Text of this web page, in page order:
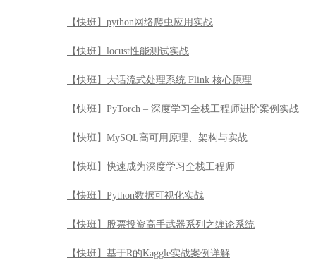
【快班】python网络爬虫应用实战
【快班】locust性能测试实战
【快班】大话流式处理系统 Flink 核心原理
【快班】PyTorch – 深度学习全栈工程师进阶案例实战
【快班】MySQL高可用原理、架构与实战
【快班】快速成为深度学习全栈工程师
【快班】Python数据可视化实战
【快班】股票投资高手武器系列之缠论系统
【快班】基于R的Kaggle实战案例详解